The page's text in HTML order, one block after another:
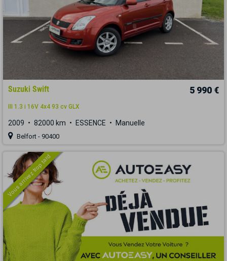
Suzuki Swift 5 990 €
III 1.3 i 16V 4x4 93 cv GLX
2009 82000 km ESSENCE Manuelle
Belfort - 90400
Vous arrivez trop tard